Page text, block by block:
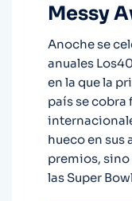
Messy
Anoche se
anuales
en la que la
país se cobra
hueco en sus
premios,
las Super